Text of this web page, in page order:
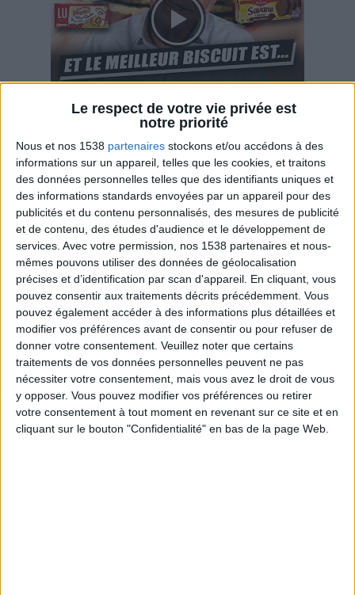
Le respect de votre vie privée est
notre priorité
Nous et nos 1538 partenaires stockons et/ou accédons à des
informations sur un appareil, telles que les cookies, et traitons
des données personnelles telles que des identifiants uniques et
des informations standards envoyées par un appareil pour des
publicités et du contenu personnalisés, des mesures de publicité
et de contenu, des études d'audience et le développement de
services. Avec votre permission, nos 1538 partenaires et nous-
mêmes pouvons utiliser des données de géolocalisation
précises et d’identification par scan d'appareil. En cliquant, vous
pouvez consentir aux traitements décrits précédemment. Vous
pouvez également accéder à des informations plus détaillées et
modifier vos préférences avant de consentir ou pour refuser de
donner votre consentement. Veuillez noter que certains
traitements de vos données personnelles peuvent ne pas
nécessiter votre consentement, mais vous avez le droit de vous
y opposer. Vous pouvez modifier vos préférences ou retirer
votre consentement à tout moment en revenant sur ce site et en
cliquant sur le bouton "Confidentialité" en bas de la page Web.
Savane, LU, Pepito, Harrys... Que valent vraiment
ces gâteaux ?
Webinaires en direct Voir tout
Peut-on remplacer la viande par des féculents ?
Consultation diététique du 05/08/2026